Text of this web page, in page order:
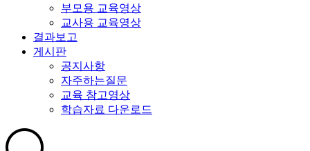
부모용 교육영상
교사용 교육영상
결과보고
게시판
공지사항
자주하는질문
교육 참고영상
학습자료 다운로드